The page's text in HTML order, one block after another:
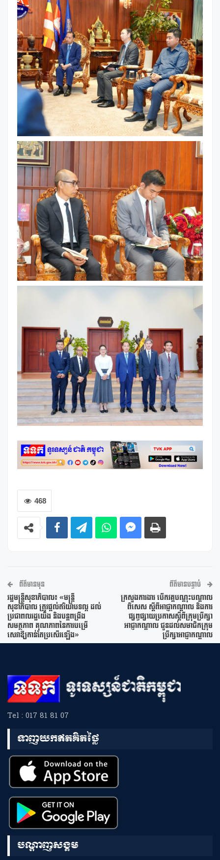
468
ព័ត៌មានមុន
រដ្ឋមន្រ្តីសុខាភិបាល៖ «មន្រ្តី
សុខាភិបាល ត្រូវផ្តល់ឥរិយាបទល្អ ដល់
ប្រជាពលរដ្ឋយើង និងបន្តពង្រឹង
សមត្ថភាព គុណភាពនៃការបម្រើ
សេវាឱ្យកាន់តែប្រសើរឡើង»
ព័ត៌មានបន្ទាប់
ក្រសួងការងារ បើកវគ្គបណ្តុះបណ្តាល
ពិសេស ស្តីពីអាជ្ញាកណ្តាល និងការ
ផ្សព្វផ្សាយប្រកាសស្តីពីក្រុមប្រឹក្សា
អាជ្ញាកណ្តាល ជូនដល់សមាជិកក្រុម
ប្រឹក្សាអាជ្ញាកណ្តាល
Tel : 017 81 81 07
ទាញយកឥតគិតថ្លៃ
បណ្តាញសង្គម